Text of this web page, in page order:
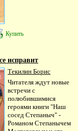
Купить
исправит
Текилин Борис
Читателя ждут новые
встречи с
полюбившимися
героями книги "Наш
сосед Степаныч" -
Романом Степанычем